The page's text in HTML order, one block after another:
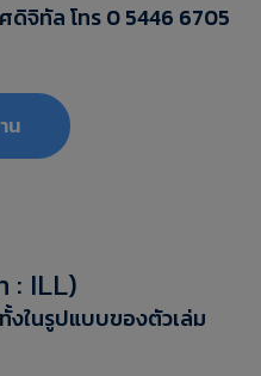
ดิจิทัล โทร 0 5446 6705
น
: ILL)
ในรูปแบบของตัวเล่ม